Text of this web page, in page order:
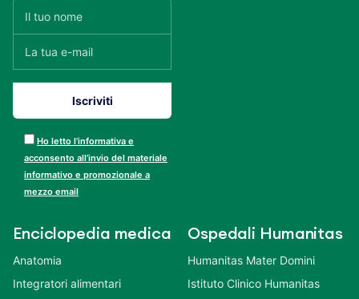
Ho letto l’informativa e
acconsento all’invio del materiale
informativo e promozionale a
mezzo email
Enciclopedia medica
Anatomia
Integratori alimentari
Ospedali Humanitas
Humanitas Mater Domini
Istituto Clinico Humanitas